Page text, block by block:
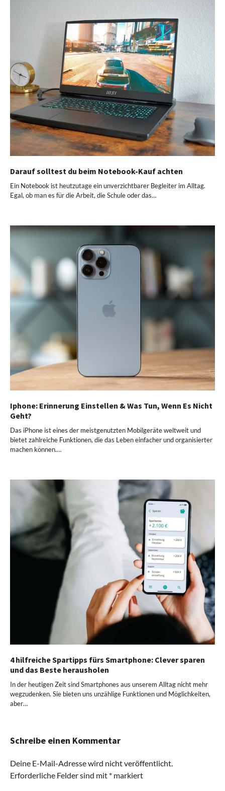
Darauf solltest du beim Notebook-Kauf achten
Ein Notebook ist heutzutage ein unverzichtbarer Begleiter im Alltag.
Egal, ob man es für die Arbeit, die Schule oder das…
Iphone: Erinnerung Einstellen & Was Tun, Wenn Es Nicht
Geht?
Das iPhone ist eines der meistgenutzten Mobilgeräte weltweit und
bietet zahlreiche Funktionen, die das Leben einfacher und organisierter
machen können.…
4 hilfreiche Spartipps fürs Smartphone: Clever sparen
und das Beste herausholen
In der heutigen Zeit sind Smartphones aus unserem Alltag nicht mehr
wegzudenken. Sie bieten uns unzählige Funktionen und Möglichkeiten,
aber…
Schreibe einen Kommentar
Deine E-Mail-Adresse wird nicht veröffentlicht.
Erforderliche Felder sind mit * markiert